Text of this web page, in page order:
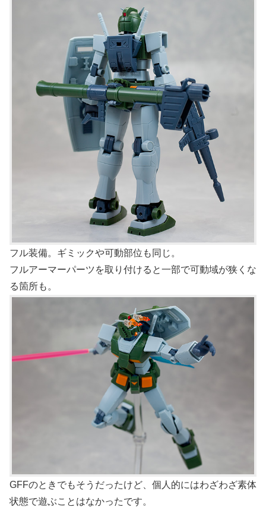
フル装備。ギミックや可動部位も同じ。
フルアーマーパーツを取り付けると一部で可動域が狭くな
る箇所も。
GFFのときでもそうだったけど、個人的にはわざわざ素体
状態で遊ぶことはなかったです。